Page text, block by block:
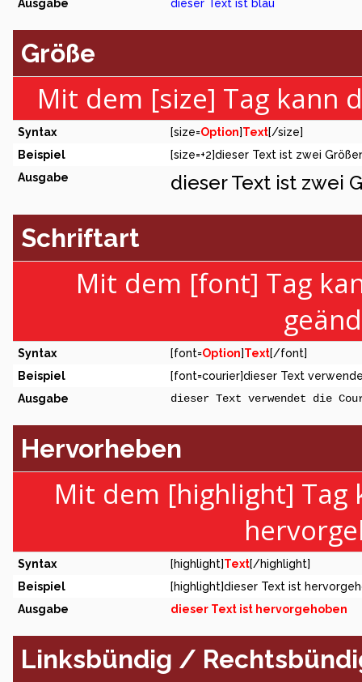
Ausgabe
dieser Text ist blau
Größe
Mit dem [size] Tag kann
Syntax [size=Option]Text[/size]
Beispiel
[size=+2]dieser Text ist zwei
Ausgabe
dieser Text ist zwei
Schriftart
Mit dem [font] Tag
Syntax [font=Option]Text[/font]
Beispiel
[font=courier]dieser Text
Ausgabe
dieser Text verwendet die
Hervorheben
Mit dem [highlight] Tag
Syntax [highlight]Text[/highlight]
Beispiel
[highlight]dieser Text ist
Ausgabe
dieser Text ist hervorgehoben
Linksbündig /